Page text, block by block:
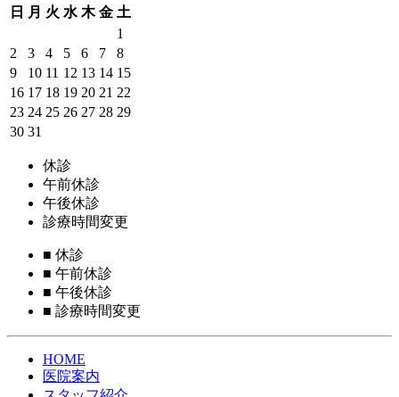
日
月 火 水 木 金 土
1
2
3 4 5 6 7
8
9
10 11 12 13 14 15
16 17 18 19 20 21 22
23 24 25 26 27 28 29
30 31
休診
午前休診
午後休診
診療時間変更
■ 休診
■ 午前休診
■ 午後休診
■ 診療時間変更
HOME
医院案内